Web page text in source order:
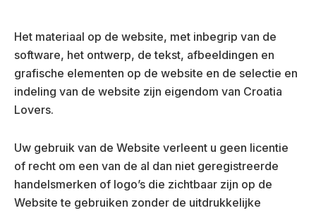
Het materiaal op de website, met inbegrip van de
software, het ontwerp, de tekst, afbeeldingen en
grafische elementen op de website en de selectie en
indeling van de website zijn eigendom van Croatia
Lovers.
Uw gebruik van de Website verleent u geen licentie
of recht om een van de al dan niet geregistreerde
handelsmerken of logo’s die zichtbaar zijn op de
Website te gebruiken zonder de uitdrukkelijke